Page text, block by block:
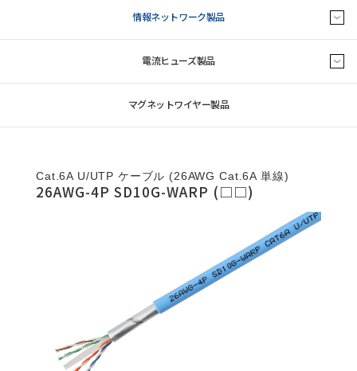
情報ネットワーク製品
電流ヒューズ製品
マグネットワイヤー製品
Cat.6A U/UTP ケーブル (26AWG Cat.6A 単線)
26AWG-4P SD10G-WARP (□□)